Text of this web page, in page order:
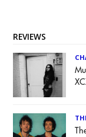
REVIEWS